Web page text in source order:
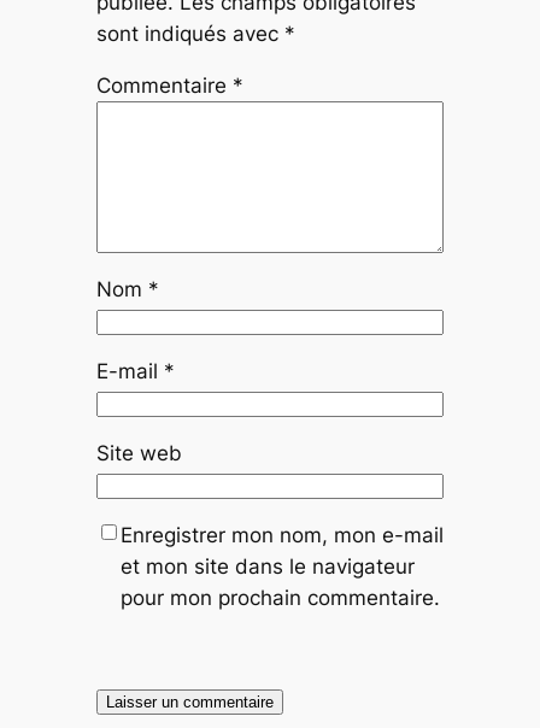
sont indiqués avec *
Commentaire *
Nom *
E-mail *
Site web
Enregistrer mon nom, mon e-mail
et mon site dans le navigateur
pour mon prochain commentaire.